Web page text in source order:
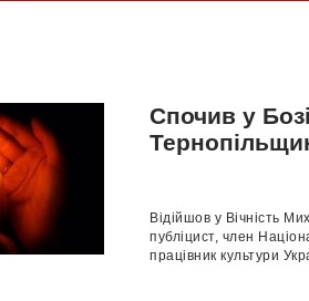
Спочив у
Відійшов у Вічність
публіцист, член
працівник культури